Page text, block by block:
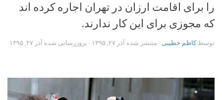
را برای اقامت ارزان در تهران اجاره کرده اند
که مجوزی برای این کار ندارند.
توسطکاظم خطیبی · منتشر شده آذر ۲۷, ۱۳۹۵ · بروزرسانی شده آذر ۲۷, ۱۳۹۵